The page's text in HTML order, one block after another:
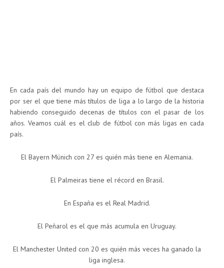
En cada país del mundo hay un equipo de fútbol que destaca
por ser el que tiene más títulos de liga a lo largo de la historia
habiendo conseguido decenas de títulos con el pasar de los
años. Veamos cuál es el club de fútbol con más ligas en cada
país.
El Bayern Múnich con 27 es quién más tiene en Alemania.
El Palmeiras tiene el récord en Brasil.
En España es el Real Madrid.
El Peñarol es el que más acumula en Uruguay.
El Manchester United con 20 es quién más veces ha ganado la
liga inglesa.